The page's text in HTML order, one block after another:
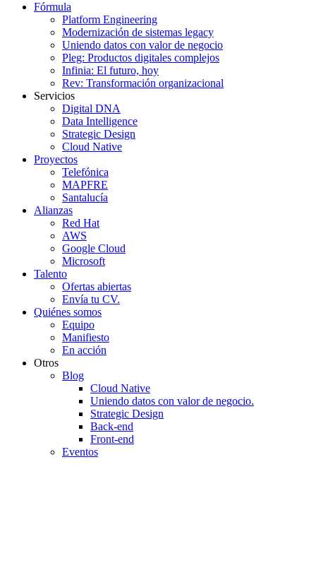
Fórmula
Platform Engineering
Modernización de sistemas legacy
Uniendo datos con valor de negocio
Pleg: Productos digitales complejos
Infinia: El futuro, hoy
Rev: Transformación organizacional
Servicios
Digital DNA
Data Intelligence
Strategic Design
Cloud Native
Proyectos
Telefónica
MAPFRE
Santalucía
Alianzas
Red Hat
AWS
Google Cloud
Microsoft
Talento
Ofertas abiertas
Envía tu CV.
Quiénes somos
Equipo
Manifiesto
En acción
Otros
Blog
Cloud Native
Uniendo datos con valor de negocio.
Strategic Design
Back-end
Front-end
Eventos